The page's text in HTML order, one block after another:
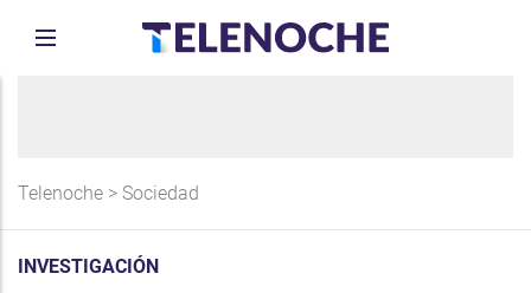
Telenoche > Sociedad
INVESTIGACIÓN